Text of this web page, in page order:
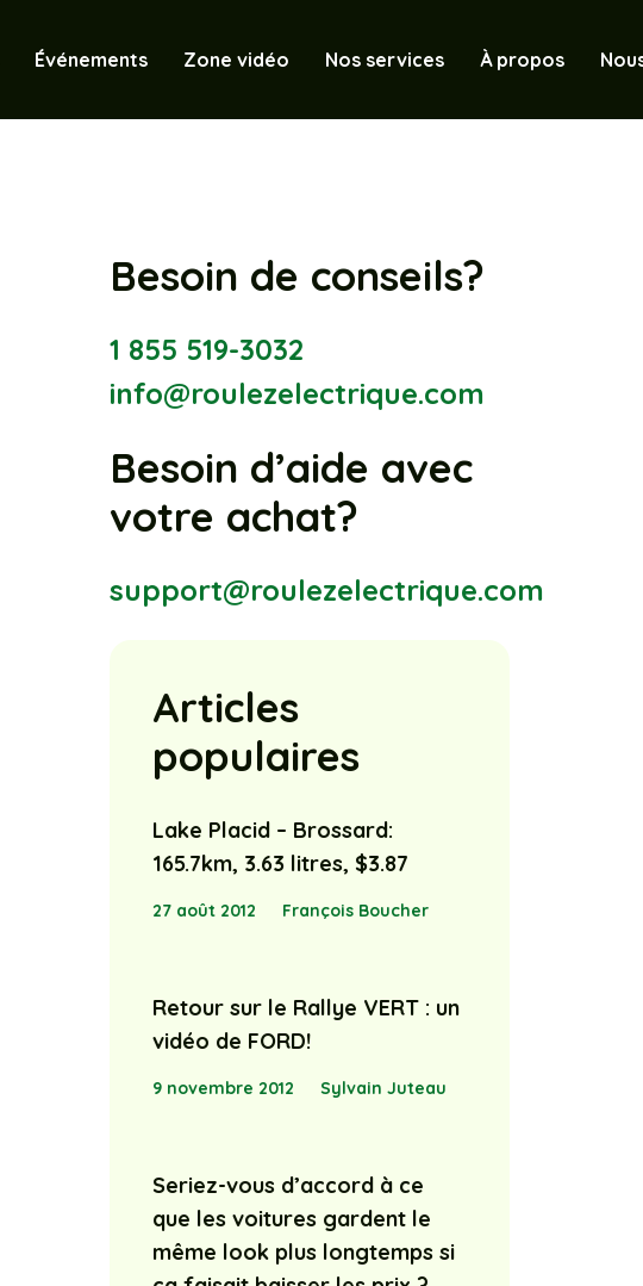
Événements Zone vidéo Nos services À propos
Besoin de conseils?
1 855 519-3032
info@roulezelectrique.com
Besoin d’aide avec
votre achat?
support@roulezelectrique.com
Articles
populaires
Lake Placid – Brossard:
165.7km, 3.63 litres, $3.87
27 août 2012 François Boucher
Retour sur le Rallye VERT : un
vidéo de FORD!
9 novembre 2012 Sylvain Juteau
Seriez-vous d’accord à ce
que les voitures gardent le
même look plus longtemps si